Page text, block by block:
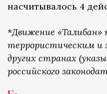
насчитывалось 4
*Движение «Талибан»
террористическим и
других странах
российского